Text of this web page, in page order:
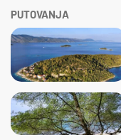
PUTOVANJA